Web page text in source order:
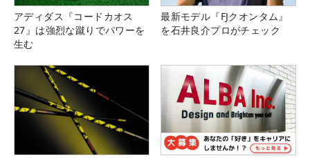
アディダス『コードカオス
27』は強烈な蹴りでパワーを
生む
最新モデル『FJクオンタム』
を石井良介プロがチェック